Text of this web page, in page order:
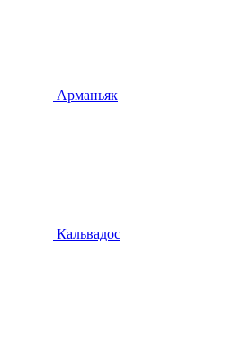
Арманьяк
Кальвадос